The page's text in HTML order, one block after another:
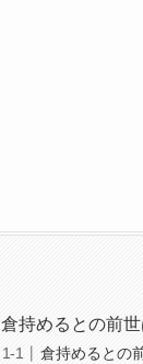
倉持めるとの前世
倉持めるとの